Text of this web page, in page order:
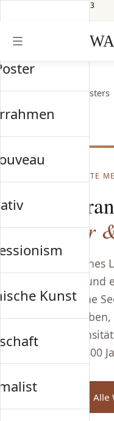
Versand innerhalb von 3
Startseite / Old Masters
ALTE
Poster
Töne
menschliche
fängt
einer
fast 400
Alle
Kunst